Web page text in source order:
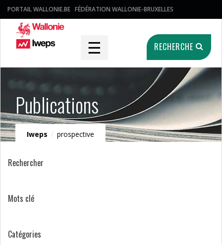
PORTAIL WALLONIE.BE FÉDÉRATION WALLONIE-BRUXELLES
☰ RECHERCHE
Publications
Iweps / prospective
Rechercher
Mots clé
Catégories